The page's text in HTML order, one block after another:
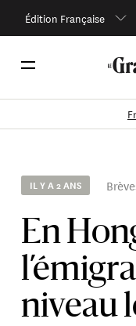
Édition Française
IL Y A 2 ANS
En
niveau